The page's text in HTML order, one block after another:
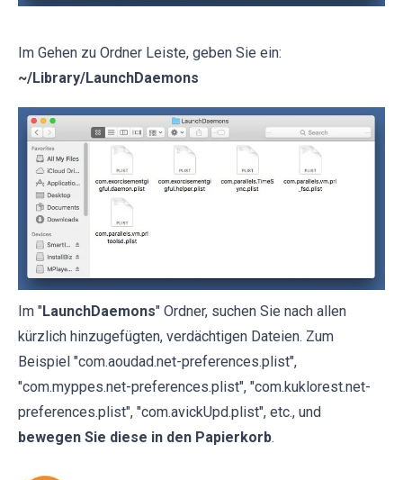
Im Gehen zu Ordner Leiste, geben Sie ein:
~/Library/LaunchDaemons
Im "LaunchDaemons" Ordner, suchen Sie nach allen
kürzlich hinzugefügten, verdächtigen Dateien. Zum
Beispiel "com.aoudad.net-preferences.plist",
"com.myppes.net-preferences.plist", "com.kuklorest.net-
preferences.plist", "com.avickUpd.plist", etc., und
bewegen Sie diese in den Papierkorb.